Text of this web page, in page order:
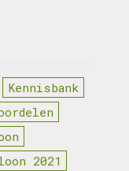
Kennisbank
2021